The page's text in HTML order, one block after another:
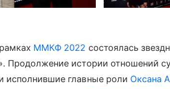
ММКФ 2022 состоялась
Продолжение истории отношений
исполнившие главные роли Оксана